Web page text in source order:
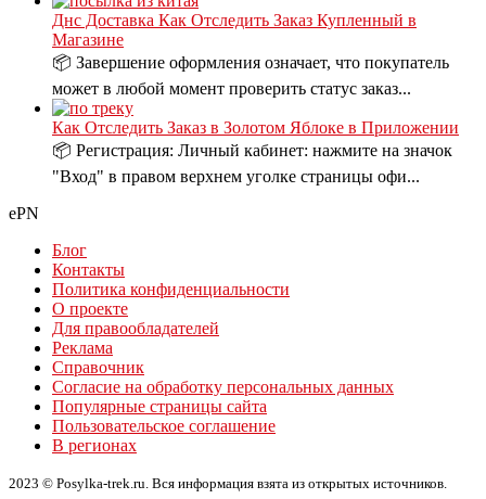
Днс Доставка Как Отследить Заказ Купленный в
Магазине
📦 Завершение оформления означает, что покупатель
может в любой момент проверить статус заказ...
Как Отследить Заказ в Золотом Яблоке в Приложении
📦 Регистрация: Личный кабинет: нажмите на значок
"Вход" в правом верхнем уголке страницы офи...
ePN
Блог
Контакты
Политика конфиденциальности
О проекте
Для правообладателей
Реклама
Справочник
Согласие на обработку персональных данных
Популярные страницы сайта
Пользовательское соглашение
В регионах
2023 © Posylka-trek.ru. Вся информация взята из открытых источников.